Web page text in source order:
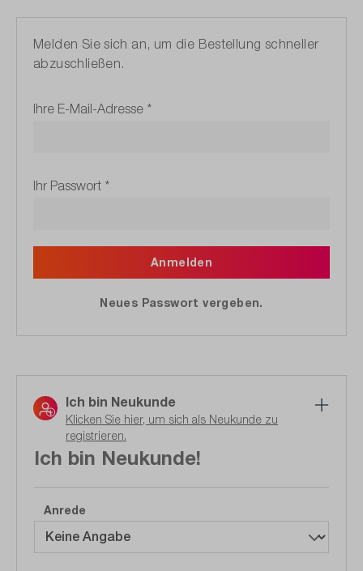
Melden Sie sich an, um die Bestellung schneller
abzuschließen.
Ihre E-Mail-Adresse *
Ihr Passwort *
Anmelden
Neues Passwort vergeben.
Ich bin Neukunde
Klicken Sie hier, um sich als Neukunde zu
registrieren.
Ich bin Neukunde!
Persönliche Informationen
Anrede